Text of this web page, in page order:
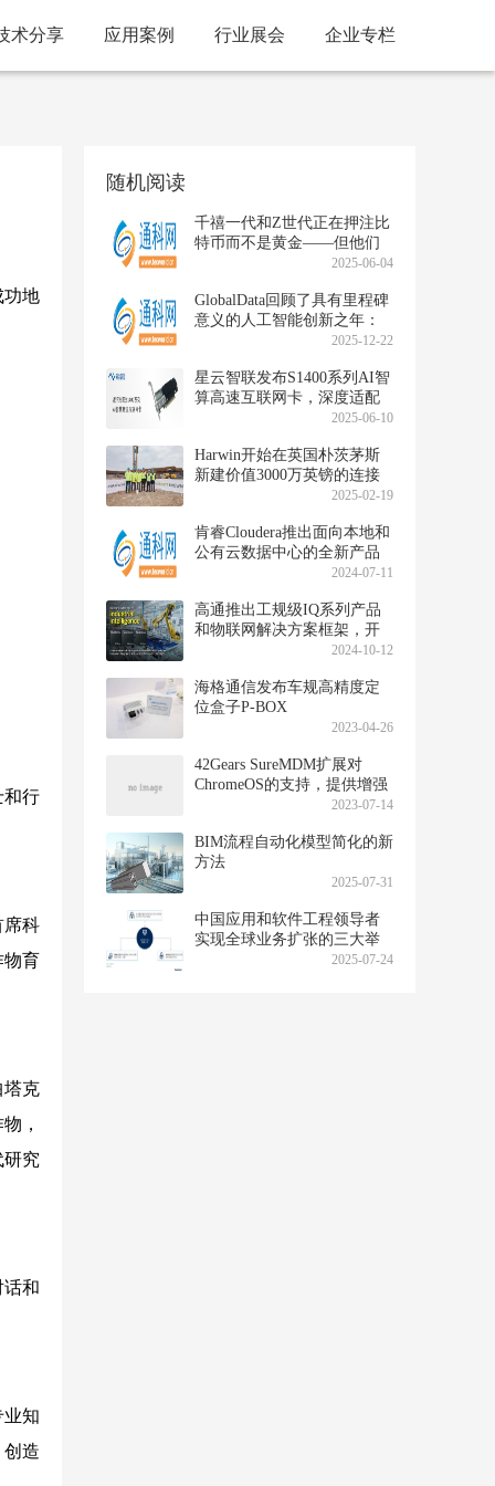
术分享 应用案例 行业展会 企业专栏
功地
和行
席科
物育
塔克
，
究
和
知
造
随机阅读
千禧一代和Z世代正在押注比
特币而不是黄金——但他们
2025-06-04
GlobalData回顾了具有里程碑
意义的人工智能创新之年：
提高生产力、人工智能信任
2025-12-22
星云智联发布S1400系列AI智
算高速互联网卡，深度适配
DeepSeek，助力实现全国产
2025-06-10
Harwin开始在英国朴茨茅斯
新建价值3000万英镑的连接
器制造工厂，生产能力翻倍
2025-02-19
肯睿Cloudera推出面向本地和
公有云数据中心的全新产品
Cloudera Observability2024-07-11
高通推出工规级IQ系列产品
和物联网解决方案框架，开
2024-10-12
海格通信发布车规高精度定
位盒子P-BOX
2023-04-26
42Gears SureMDM扩展对
ChromeOS的支持，提供增强
2023-07-14
BIM流程自动化模型简化的新
方法
2025-07-31
中国应用和软件工程领导者
实现全球业务扩张的三大举
2025-07-24